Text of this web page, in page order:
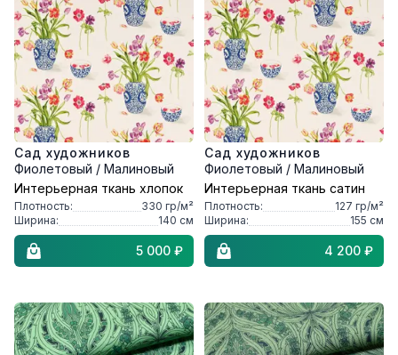
Сад художников
Фиолетовый / Малиновый
Интерьерная ткань хлопок
Плотность: 330 гр/м²
Ширина:
140 см
5 000 ₽
Сад художников
Фиолетовый / Малиновый
Интерьерная ткань сатин
Плотность: 127 гр/м²
Ширина:
155 см
4 200 ₽